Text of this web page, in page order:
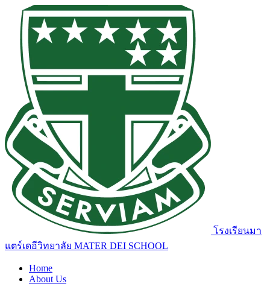
โรงเรียนมา
แตร์เดอีวิทยาลัย MATER DEI SCHOOL
Home
About Us